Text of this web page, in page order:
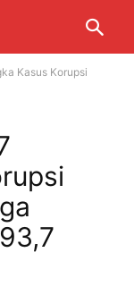
Kasus Korupsi